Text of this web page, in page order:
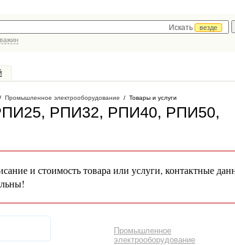
Искать
везде
Промышленное электрооборудование / Товары и услуги
РПИ32, РПИ40, РПИ50,
и стоимость товара или услуги, контактные
Промышленное
электрооборудование